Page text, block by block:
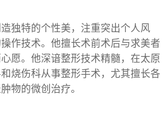
独特的个性美，注重突出个人风
作技术。他擅长术前术后与求美者
愿。他深谙整形技术精髓，在太原
烧伤科从事整形手术，尤其擅长各
物的微创治疗。